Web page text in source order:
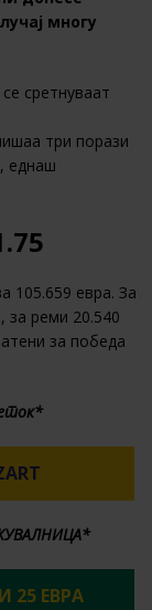
многу
сретнуваат
три порази
еднаш
105.659 евра. За
за реми 20.540
за победа
25 ЕВРА